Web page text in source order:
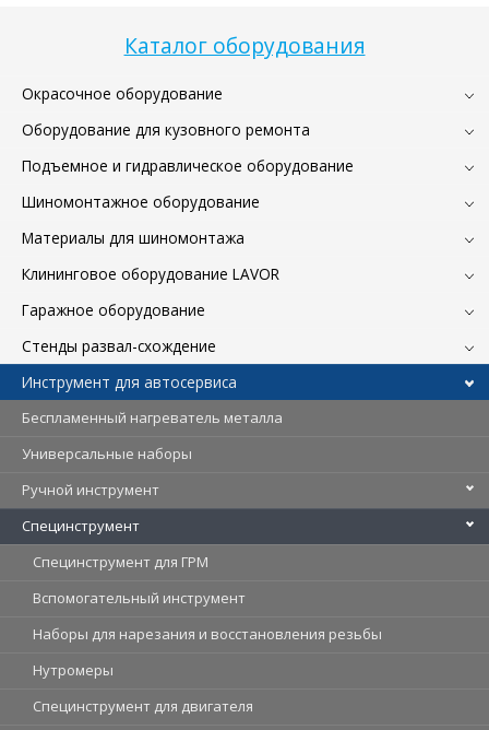
Каталог оборудования
Окрасочное оборудование
Оборудование для кузовного ремонта
Подъемное и гидравлическое оборудование
Шиномонтажное оборудование
Материалы для шиномонтажа
Клининговое оборудование LAVOR
Гаражное оборудование
Стенды развал-схождение
Инструмент для автосервиса
Беспламенный нагреватель металла
Универсальные наборы
Ручной инструмент
Специнструмент
Специнструмент для ГРМ
Вспомогательный инструмент
Наборы для нарезания и восстановления резьбы
Нутромеры
Специнструмент для двигателя